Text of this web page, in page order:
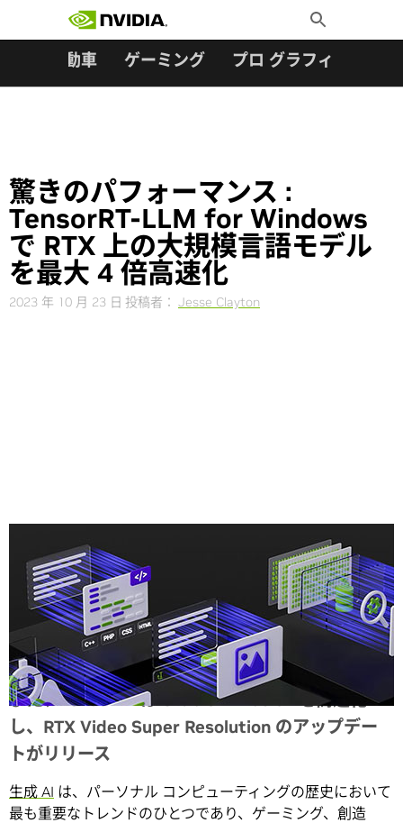
Toggle
Search
自動車 ゲーミング プロ グラフィックス
驚きのパフォーマンス :
TensorRT-LLM for Windows
で RTX 上の大規模言語モデル
を最大 4 倍高速化
2023 年 10 月 23 日 投稿者： Jesse Clayton
また、TensorRT は Stable Diffusion を高速化
し、RTX Video Super Resolution のアップデー
トがリリース
生成 AI は、パーソナル コンピューティングの歴史において
最も重要なトレンドのひとつであり、ゲーミング、創造